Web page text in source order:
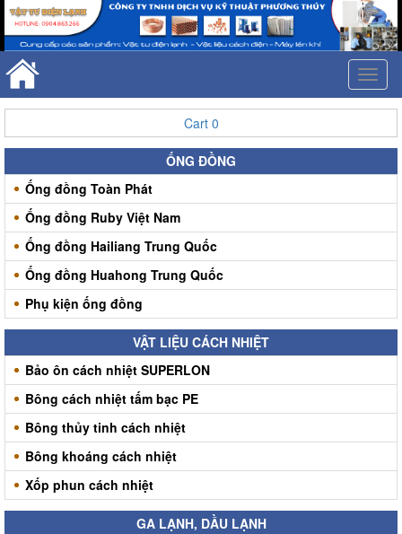
Cart 0
ỐNG ĐỒNG
Ống đồng Toàn Phát
Ống đồng Ruby Việt Nam
Ống đồng Hailiang Trung Quốc
Ống đồng Huahong Trung Quốc
Phụ kiện ống đồng
VẬT LIỆU CÁCH NHIỆT
Bảo ôn cách nhiệt SUPERLON
Bông cách nhiệt tấm bạc PE
Bông thủy tinh cách nhiệt
Bông khoáng cách nhiệt
Xốp phun cách nhiệt
GA LẠNH, DẦU LẠNH